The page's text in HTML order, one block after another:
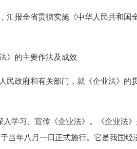
汇报全省贯彻实施《中华人民共和国
》的主要作法及成效
民政府和有关部门，就《企业法》的
入学习、宣传《企业法》。《企业法
当年八月一日正式施行。它是我国